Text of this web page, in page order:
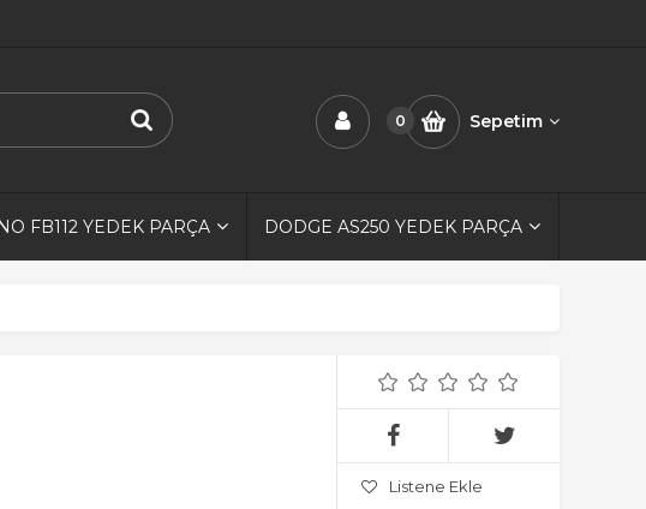
0 Sepetim
FB112 YEDEK PARÇA DODGE AS250 YEDEK PARÇA
Listene Ekle